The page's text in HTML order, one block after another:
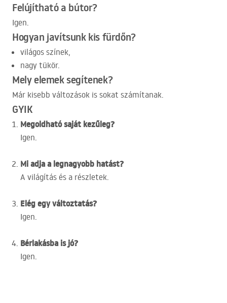
Felújítható a bútor?
Igen.
Hogyan javítsunk kis fürdőn?
világos színek,
nagy tükör.
Mely elemek segítenek?
Már kisebb változások is sokat számítanak.
GYIK
Megoldható saját kezűleg?
Igen.
Mi adja a legnagyobb hatást?
A világítás és a részletek.
Elég egy változtatás?
Igen.
Bérlakásba is jó?
Igen.